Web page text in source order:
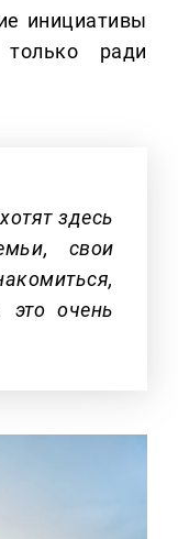
инициативы
ради
здесь
свои
это очень